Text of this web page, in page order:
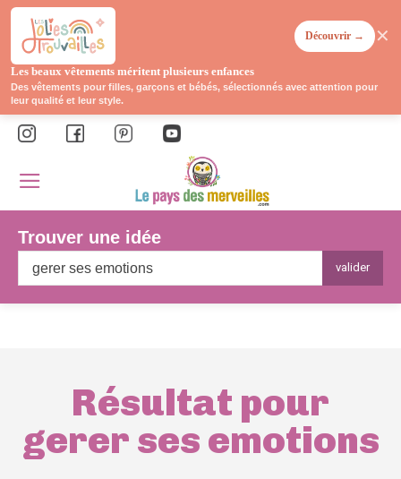
Trouver une idée
valider
Résultat pour
gerer ses emotions
Les beaux vêtements méritent plusieurs enfances
Des vêtements pour filles, garçons et bébés, sélectionnés avec attention pour
leur qualité et leur style.
Découvrir → ✕